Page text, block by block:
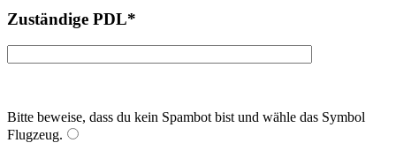
Zuständige PDL*
Bitte beweise, dass du kein Spambot bist und wähle das Symbol
Flugzeug.